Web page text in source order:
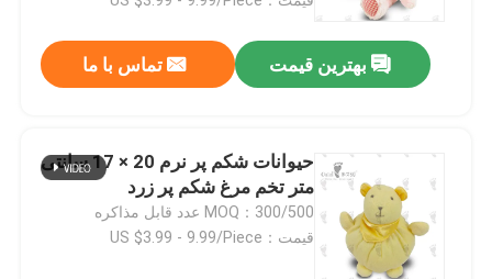
بهترین قیمت تماس با ما
حیوانات شکم پر نرم 20 × 17 سانتی
متر تخم مرغ شکم پر زرد
MOQ：300/500 عدد قابل مذاکره
قیمت：US $3.99 - 9.99/Piece